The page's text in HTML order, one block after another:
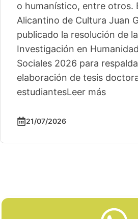
o humanístico, entre otros.
Alicantino de Cultura Juan
publicado la resolución de
Investigación en
Sociales 2026 para
elaboración de tesis
estudiantesLeer más
21/07/2026